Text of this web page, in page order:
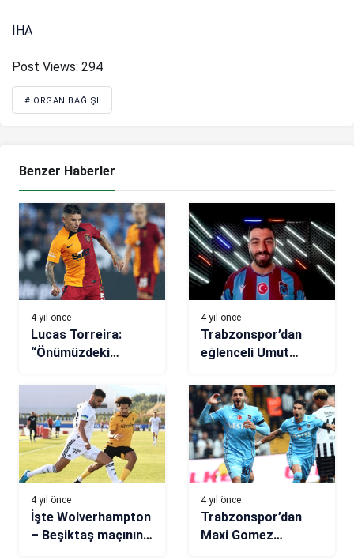
İHA
Post Views: 294
# ORGAN BAĞIŞI
Benzer Haberler
4 yıl önce
Lucas Torreira:
“Önümüzdeki
olacağıma
inanıyorum”
4 yıl önce
Trabzonspor’dan
eğlenceli Umut
4 yıl önce
İşte Wolverhampton
– Beşiktaş maçının
4 yıl önce
Trabzonspor’dan
Maxi Gomez